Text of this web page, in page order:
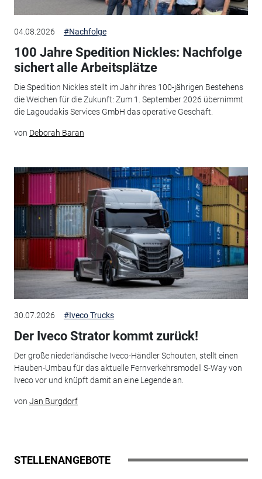
04.08.2026 #Nachfolge
100 Jahre Spedition Nickles: Nachfolge
sichert alle Arbeitsplätze
Die Spedition Nickles stellt im Jahr ihres 100-jährigen Bestehens
die Weichen für die Zukunft: Zum 1. September 2026 übernimmt
die Lagoudakis Services GmbH das operative Geschäft.
von Deborah Baran
30.07.2026 #Iveco Trucks
Der Iveco Strator kommt zurück!
Der große niederländische Iveco-Händler Schouten, stellt einen
Hauben-Umbau für das aktuelle Fernverkehrsmodell S-Way von
Iveco vor und knüpft damit an eine Legende an.
von Jan Burgdorf
STELLENANGEBOTE